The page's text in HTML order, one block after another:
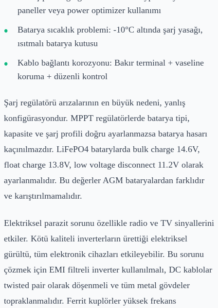
paneller veya power optimizer kullanımı
Batarya sıcaklık problemi: -10°C altında şarj yasağı,
ısıtmalı batarya kutusu
Kablo bağlantı korozyonu: Bakır terminal + vaseline
koruma + düzenli kontrol
Şarj regülatörü arızalarının en büyük nedeni, yanlış
konfigürasyondur. MPPT regülatörlerde batarya tipi,
kapasite ve şarj profili doğru ayarlanmazsa batarya hasarı
kaçınılmazdır. LiFePO4 batarylarda bulk charge 14.6V,
float charge 13.8V, low voltage disconnect 11.2V olarak
ayarlanmalıdır. Bu değerler AGM bataryalardan farklıdır
ve karıştırılmamalıdır.
Elektriksel parazit sorunu özellikle radio ve TV sinyallerini
etkiler. Kötü kaliteli inverterların ürettiği elektriksel
gürültü, tüm elektronik cihazları etkileyebilir. Bu sorunu
çözmek için EMI filtreli inverter kullanılmalı, DC kablolar
twisted pair olarak döşenmeli ve tüm metal gövdeler
topraklanmalıdır. Ferrit kuplörler yüksek frekans